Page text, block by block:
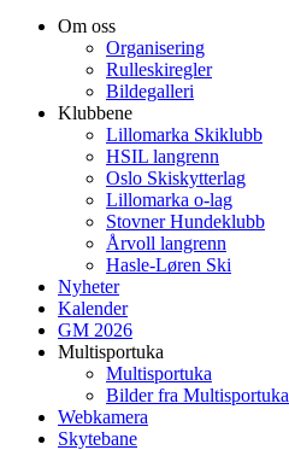
Om oss
Organisering
Rulleskiregler
Bildegalleri
Klubbene
Lillomarka Skiklubb
HSIL langrenn
Oslo Skiskytterlag
Lillomarka o-lag
Stovner Hundeklubb
Årvoll langrenn
Hasle-Løren Ski
Nyheter
Kalender
GM 2026
Multisportuka
Multisportuka
Bilder fra Multisportuka
Webkamera
Skytebane